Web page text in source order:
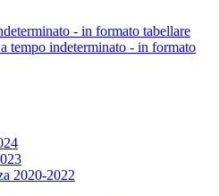
- in formato tabellare
tempo indeterminato - in formato
2020-2022